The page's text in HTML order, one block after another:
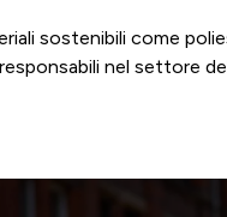
sostenibili come
nel settore